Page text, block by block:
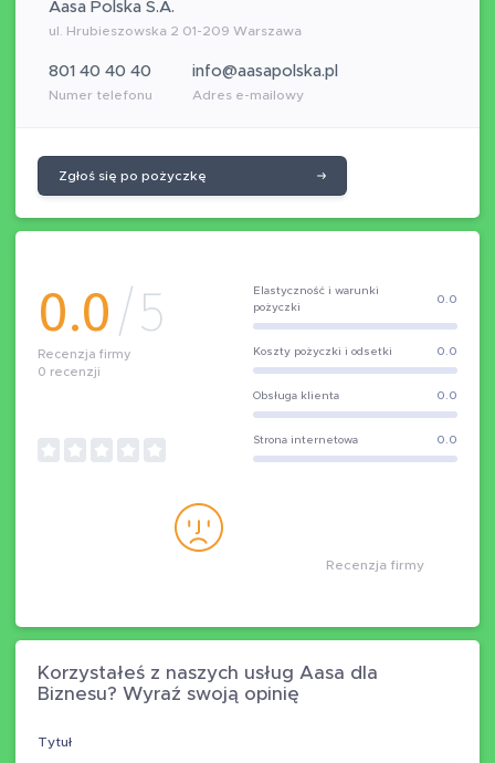
Aasa Polska S.A.
ul. Hrubieszowska 2 01-209 Warszawa
801 40 40 40
Numer telefonu
info@aasapolska.pl
Adres e-mailowy
Zgłoś się po pożyczkę
0.0/5
Recenzja firmy
0 recenzji
Elastyczność i warunki
pożyczki
0.0
Koszty pożyczki i odsetki 0.0
Obsługa klienta 0.0
Strona internetowa 0.0
Recenzja firmy
Korzystałeś z naszych usług Aasa dla
Biznesu? Wyraź swoją opinię
Tytuł